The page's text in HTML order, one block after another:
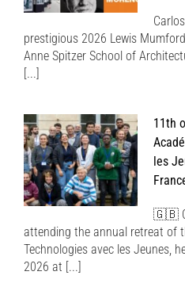
prestigious 2026 Lewis
Anne Spitzer School of
[...]
11th
les
🇬🇧
attending the annual retreat of
Technologies avec les Jeunes,
2026 at [...]